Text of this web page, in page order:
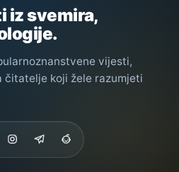
iz svemira,
vijesti,
čitatelje koji žele razumjeti